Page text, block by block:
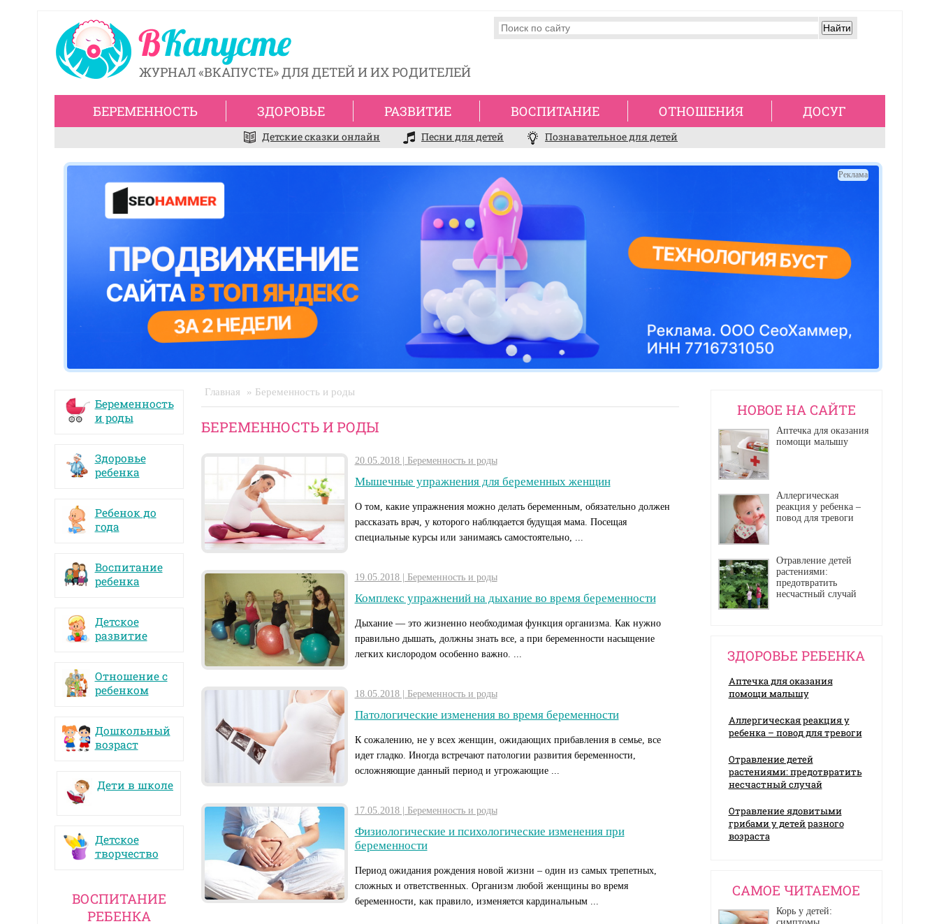
ЖУРНАЛ «ВКАПУСТЕ» ДЛЯ ДЕТЕЙ И ИХ РОДИТЕЛЕЙ
Реклама
Беременность
и роды
Здоровье
ребенка
Ребенок до
года
Воспитание
ребенка
Детское
развитие
Отношение с
ребенком
Дошкольный
возраст
Дети в школе
Детское
творчество
ВОСПИТАНИЕ
РЕБЕНКА
Главная » Беременность и роды
БЕРЕМЕННОСТЬ И РОДЫ
20.05.2018 | Беременность и роды
Мышечные упражнения для беременных женщин
О том, какие упражнения можно делать беременным, обязательно должен
рассказать врач, у которого наблюдается будущая мама. Посещая
специальные курсы или занимаясь самостоятельно, ...
19.05.2018 | Беременность и роды
Комплекс упражнений на дыхание во время беременности
Дыхание — это жизненно необходимая функция организма. Как нужно
правильно дышать, должны знать все, а при беременности насыщение
легких кислородом особенно важно. ...
18.05.2018 | Беременность и роды
Патологические изменения во время беременности
К сожалению, не у всех женщин, ожидающих прибавления в семье, все
идет гладко. Иногда встречают патологии развития беременности,
осложняющие данный период и угрожающие ...
17.05.2018 | Беременность и роды
Физиологические и психологические изменения при
беременности
Период ожидания рождения новой жизни – один из самых трепетных,
сложных и ответственных. Организм любой женщины во время
беременности, как правило, изменяется кардинальным ...
НОВОЕ НА САЙТЕ
Аптечка для оказания
помощи малышу
Аллергическая
реакция у ребенка –
повод для тревоги
Отравление детей
растениями:
предотвратить
несчастный случай
ЗДОРОВЬЕ РЕБЕНКА
Аптечка для оказания
помощи малышу
Аллергическая реакция у
ребенка – повод для тревоги
Отравление детей
растениями: предотвратить
несчастный случай
Отравление ядовитыми
грибами у детей разного
возраста
CАМОЕ ЧИТАЕМОЕ
Корь у детей:
симптомы,
БЕРЕМЕННОСТЬ ЗДОРОВЬЕ РАЗВИТИЕ ВОСПИТАНИЕ ОТНОШЕНИЯ ДОСУГ
Детские сказки онлайн Песни для детей Познавательное для детей